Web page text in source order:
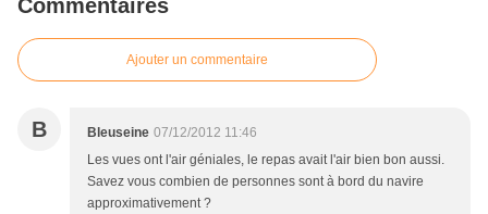
Commentaires
Ajouter un commentaire
B Bleuseine 07/12/2012 11:46
Les vues ont l'air géniales, le repas avait l'air bien bon aussi.
Savez vous combien de personnes sont à bord du navire
approximativement ?